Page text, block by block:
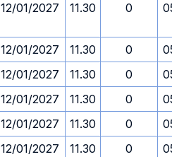
12/01/2027 11.30 0
12/01/2027 11.30 0
12/01/2027 11.30 0
12/01/2027 11.30 0
12/01/2027 11.30 0
12/01/2027 11.30 0